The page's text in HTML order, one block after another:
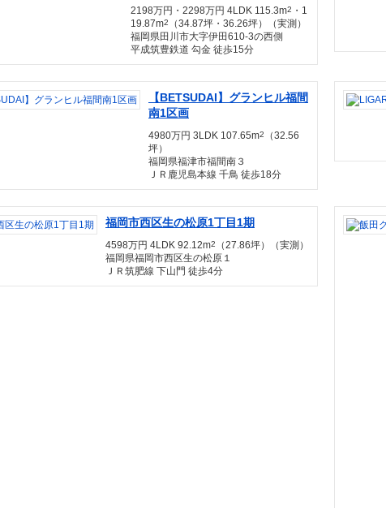
2198万円・2298万円 4LDK 115.3m2 ・1
19.87m2
（34.87坪・36.26坪）（実測）
福岡県田川市大字伊田610-3の西側
平成筑豊鉄道 勾金 徒歩15分
【BETSUDAI】グランヒル福間
南1区画
4980万円 3LDK 107.65m2
（32.56
坪）
福岡県福津市福間南３
ＪＲ鹿児島本線 千鳥 徒歩18分
福岡市西区生の松原1丁目1期
4598万円 4LDK 92.12m2
（27.86坪）（実測）
福岡県福岡市西区生の松原１
ＪＲ筑肥線 下山門 徒歩4分